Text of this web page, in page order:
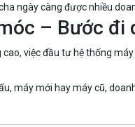
ngày càng được nhiều
– Bước đi
việc đầu tư hệ thống
máy mới hay máy cũ,